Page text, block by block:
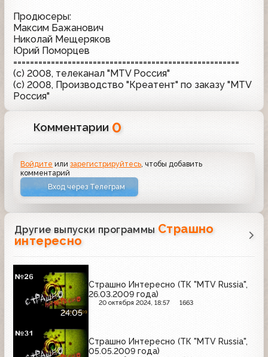
Продюсеры:
Максим Бажанович
Николай Мещеряков
Юрий Поморцев
======================================================
(с) 2008, телеканал "MTV Россия"
(с) 2008, Производство "Креатент" по заказу "MTV
Россия"
Комментарии 0
Войдите илизарегистрируйтесь , чтобы добавить
комментарий
Вход через Телеграм
Другие выпуски программы Страшно
интересно
24:05
Страшно Интересно (ТК "MTV Russia",
26.03.2009 года)
20 октября 2024, 18:57 1663
Страшно Интересно (ТК "MTV Russia",
05.05.2009 года)